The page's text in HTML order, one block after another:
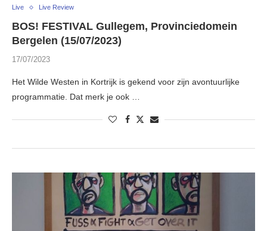
Live Live Review
BOS! FESTIVAL Gullegem, Provinciedomein
Bergelen (15/07/2023)
17/07/2023
Het Wilde Westen in Kortrijk is gekend voor zijn avontuurlijke
programmatie. Dat merk je ook …